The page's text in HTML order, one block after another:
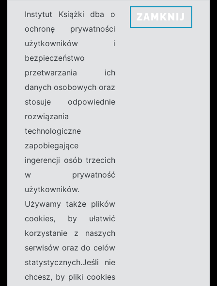
Instytut Książki dba o
ochronę prywatności
użytkowników i
bezpieczeństwo
przetwarzania ich
danych osobowych oraz
stosuje odpowiednie
rozwiązania
technologiczne
zapobiegające
ingerencji osób trzecich
w prywatność
użytkowników.
Używamy także plików
cookies, by ułatwić
korzystanie z naszych
serwisów oraz do celów
statystycznych.Jeśli nie
chcesz, by pliki cookies
ZAMKNIJ